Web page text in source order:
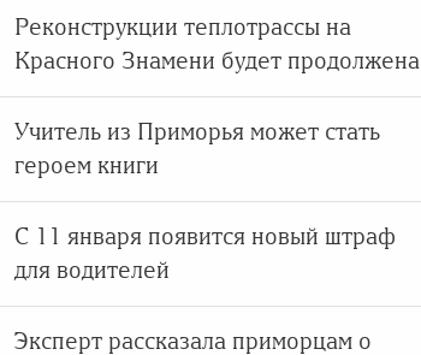
Реконструкции теплотрассы на
Красного Знамени будет продолжена
Учитель из Приморья может стать
героем книги
С 11 января появится новый штраф
для водителей
Эксперт рассказала приморцам о